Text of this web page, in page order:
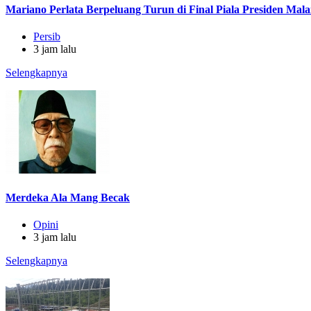
Mariano Perlata Berpeluang Turun di Final Piala Presiden
Persib
3 jam lalu
Selengkapnya
Merdeka Ala Mang Becak
Opini
3 jam lalu
Selengkapnya